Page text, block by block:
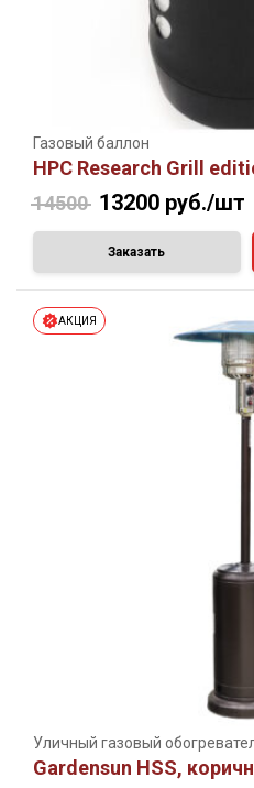
Газовый баллон
HPC Research Grill
14500 13200 руб./шт
Заказать
АКЦИЯ
Уличный газовый
Gardensun HSS,